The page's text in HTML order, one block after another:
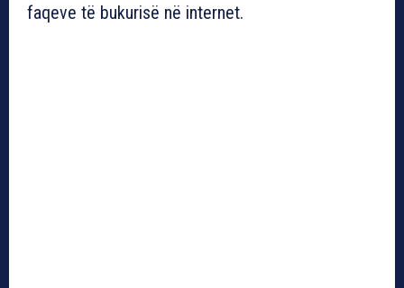
faqeve të bukurisë në internet.